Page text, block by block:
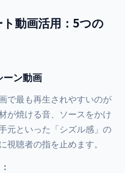
動画活用：5つの
ン動画
で最も再生されやすいのが
が焼ける音、ソースをかけ
元といった「シズル感」の
視聴者の指を止めます。